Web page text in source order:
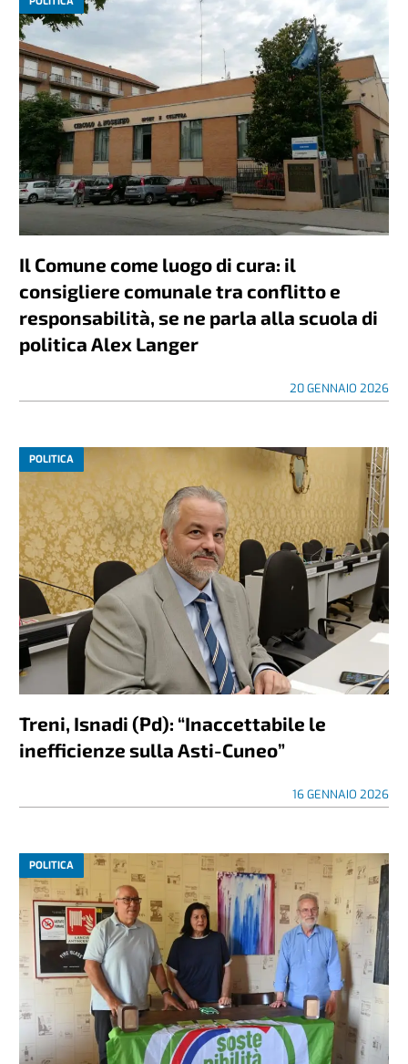
Il Comune come luogo di cura: il
consigliere comunale tra conflitto e
responsabilità, se ne parla alla scuola di
politica Alex Langer
20 GENNAIO 2026
POLITICA
Treni, Isnadi (Pd): “Inaccettabile le
inefficienze sulla Asti-Cuneo”
16 GENNAIO 2026
POLITICA